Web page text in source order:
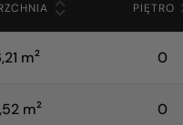
PIĘTRO
m2 0
m2 0